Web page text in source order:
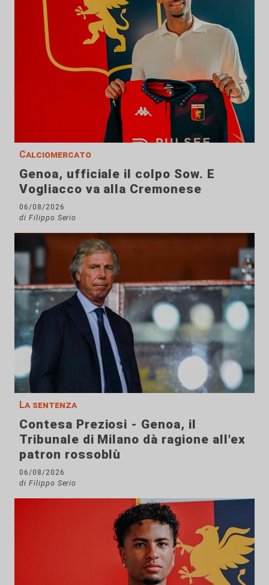
Calciomercato
Genoa, ufficiale il colpo Sow. E
Vogliacco va alla Cremonese
06/08/2026
di Filippo Serio
La sentenza
Contesa Preziosi - Genoa, il
Tribunale di Milano dà ragione all'ex
patron rossoblù
06/08/2026
di Filippo Serio